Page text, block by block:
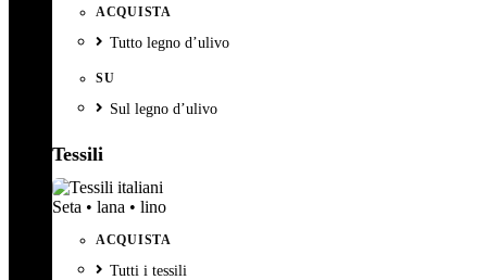
ACQUISTA
Tutto legno d’ulivo
SU
Sul legno d’ulivo
Tessili
Seta • lana • lino
ACQUISTA
Tutti i tessili